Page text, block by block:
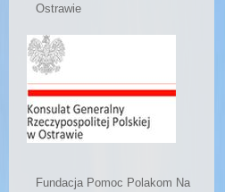
Ostrawie
Fundacja Pomoc Polakom Na